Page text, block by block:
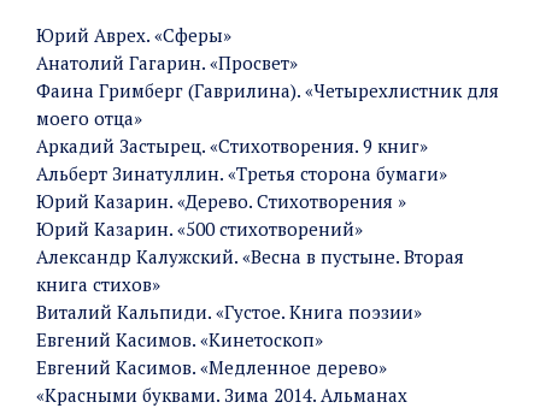
Юрий Аврех. «Сферы»
Анатолий Гагарин. «Просвет»
Фаина Гримберг (Гаврилина). «Четырехлистник для
моего отца»
Аркадий Застырец. «Стихотворения. 9 книг»
Альберт Зинатуллин. «Третья сторона бумаги»
Юрий Казарин. «Дерево. Стихотворения »
Юрий Казарин. «500 стихотворений»
Александр Калужский. «Весна в пустыне. Вторая
книга стихов»
Виталий Кальпиди. «Густое. Книга поэзии»
Евгений Касимов. «Кинетоскоп»
Евгений Касимов. «Медленное дерево»
«Красными буквами. Зима 2014. Альманах